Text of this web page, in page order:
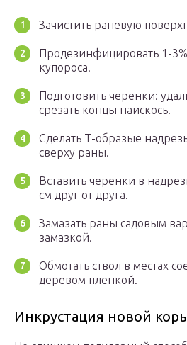
Зачистить раневую
Продезинфицировать 1-
купороса.
Подготовить черенки:
срезать концы наискось.
Сделать Т-образые
сверху раны.
Вставить черенки в
см друг от друга.
Замазать раны садовым
замазкой.
Обмотать ствол в местах
деревом пленкой.
Инкрустация новой